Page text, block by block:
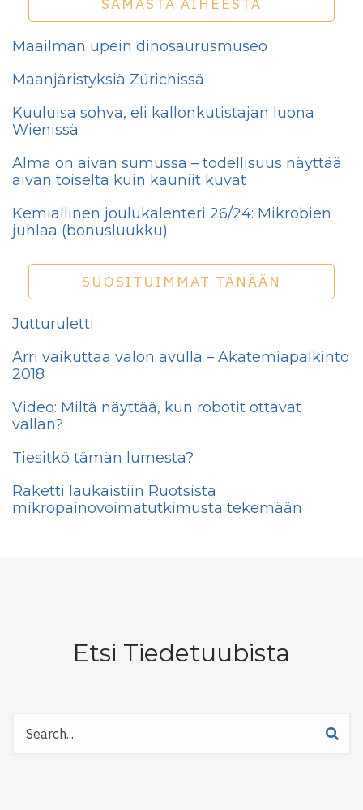
Maailman upein dinosaurusmuseo
Maanjäristyksiä Zürichissä
Kuuluisa sohva, eli kallonkutistajan luona
Wienissä
Alma on aivan sumussa – todellisuus näyttää
aivan toiselta kuin kauniit kuvat
Kemiallinen joulukalenteri 26/24: Mikrobien
juhlaa (bonusluukku)
SUOSITUIMMAT TÄNÄÄN
Jutturuletti
Arri vaikuttaa valon avulla – Akatemiapalkinto
2018
Video: Miltä näyttää, kun robotit ottavat
vallan?
Tiesitkö tämän lumesta?
Raketti laukaistiin Ruotsista
mikropainovoimatutkimusta tekemään
Etsi Tiedetuubista